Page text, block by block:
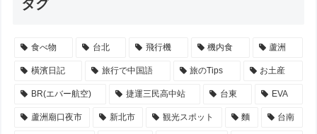
タグ
食べ物 台北 飛行機 機内食 蘆洲
橫濱日記 旅行で中国語 旅のTips お土産
BR(エバー航空) 捷運三民高中站 台東 EVA
蘆洲廟口夜市 新北市 観光スポット 麵 台南